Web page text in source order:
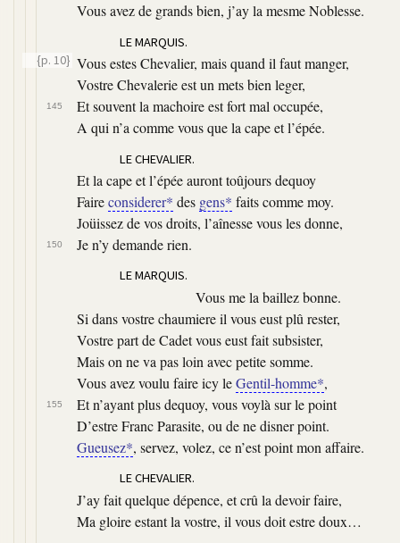
Vous avez de grands bien, j’ay la mesme Noblesse.
LE MARQUIS.
{p. 10} Vous estes Chevalier, mais quand il faut manger,
Vostre Chevalerie est un mets bien leger,
145
Et souvent la machoire est fort mal occupée,
A qui n’a comme vous que la cape et l’épée.
LE CHEVALIER.
Et la cape et l’épée auront toûjours dequoy
Faireconsiderer* des gens* faits comme moy.
Joüissez de vos droits, l’aînesse vous les donne,
150 Je n’y demande rien.
LE MARQUIS.
Vous me la baillez bonne.
Si dans vostre chaumiere il vous eust plû rester,
Vostre part de Cadet vous eust fait subsister,
Mais on ne va pas loin avec petite somme.
Vous avez voulu faire icy leGentil-homme*,
155
Et n’ayant plus dequoy, vous voylà sur le point
D’estre Franc Parasite, ou de ne disner point.
Gueusez*, servez, volez, ce n’est point mon affaire.
LE CHEVALIER.
J’ay fait quelque dépence, et crû la devoir faire,
Ma gloire estant la vostre, il vous doit estre doux…